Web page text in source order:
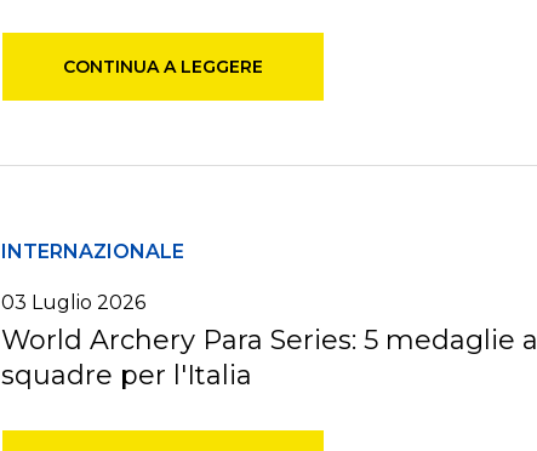
CONTINUA A LEGGERE
INTERNAZIONALE
03 Luglio 2026
World Archery Para Series: 5 medaglie a
squadre per l'Italia